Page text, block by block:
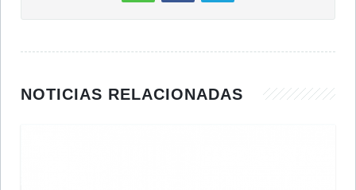
NOTICIAS RELACIONADAS